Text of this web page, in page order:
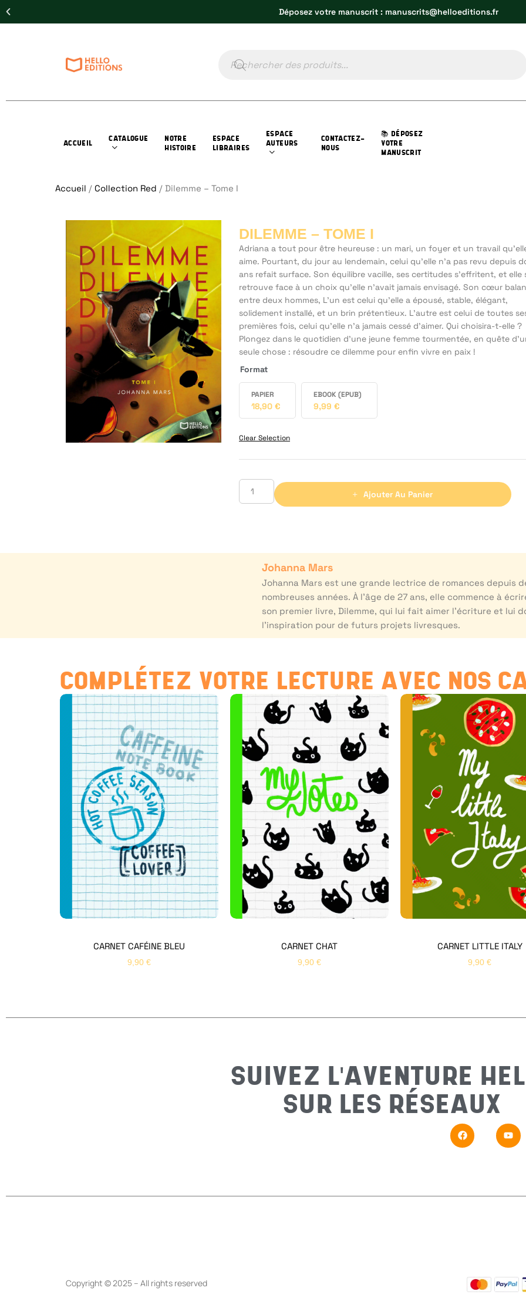
Déposez votre manuscrit : manuscrits@helloeditions.fr
ACCUEIL
CATALOGUE
NOTRE
HISTOIRE
ESPACE
LIBRAIRES
ESPACE
AUTEURS
CONTACTEZ-
NOUS
📚 DÉPOSEZ
VOTRE
MANUSCRIT
Accueil / Collection Red / Dilemme – Tome I
DILEMME – TOME I
Adriana a tout pour être heureuse : un mari, un foyer et un travail
aime. Pourtant, du jour au lendemain, celui qu’elle n’a pas revu depuis
ans refait surface. Son équilibre vacille, ses certitudes s’effritent, et elle
retrouve face à un choix qu’elle n’avait jamais envisagé. Son cœur
entre deux hommes, L’un est celui qu’elle a épousé, stable, élégant,
solidement installé, et un brin prétentieux. L’autre est celui de toutes
premières fois, celui qu’elle n’a jamais cessé d’aimer. Qui choisira-t-elle ?
Plongez dans le quotidien d’une jeune femme tourmentée, en quête
seule chose : résoudre ce dilemme pour enfin vivre en paix !
Format
PAPIER
18,90 €
EBOOK (EPUB)
9,99 €
Clear Selection
Ajouter Au Panier
Johanna Mars
Johanna Mars est une grande lectrice de romances depuis
nombreuses années. À l’âge de 27 ans, elle commence à
son premier livre, Dilemme, qui lui fait aimer l’écriture et lui
l’inspiration pour de futurs projets livresques.
COMPLÉTEZ VOTRE LECTURE AVEC NOS
CARNET CAFÉINE BLEU
9,90 €
CARNET CHAT
9,90 €
CARNET LITTLE ITALY
9,90 €
SUIVEZ L'AVENTURE
SUR LES RÉSEAUX
Copyright © 2025 – All rights reserved